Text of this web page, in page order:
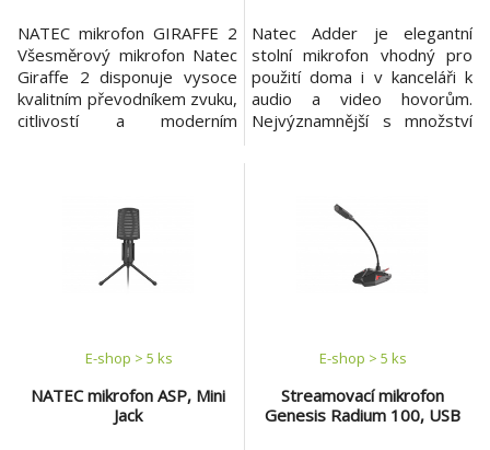
NATEC mikrofon GIRAFFE 2
Všesměrový mikrofon Natec
Giraffe 2 disponuje vysoce
kvalitním převodníkem zvuku,
citlivostí a moderním
domácím studiu. Je také
ideální pro online hraní. Díky
aktivní redukci šumu bude
váš hlas znít jasně a všichni
Natec Adder je elegantní
stolní mikrofon vhodný pro
použití doma i v kanceláři k
audio a video hovorům.
Nejvýznamnější s množství
hovoru. Mikrofon obsahuje
dobrý poměr citlivosti -55
dB, což umožňuje zachytit
hlasy jen v nejbližším okolí.
NATEC mikrofon ASP, Mini
Jack
E-shop > 5 ks
Streamovací mikrofon
Genesis Radium 100, USB
E-shop > 5 ks